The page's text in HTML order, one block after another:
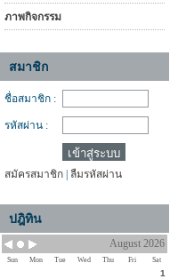
ภาพกิจกรรม
สมาชิก
ชื่อสมาชิก :
รหัสผ่าน :
สมัครสมาชิก ลืมรหัสผ่าน
ปฎิทิน
August 2026
Sun Mon Tue Wed Thu Fri Sat
1